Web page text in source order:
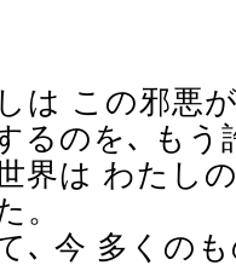
は この邪悪
るのを､ もう
界は わたし
。
､ 今 多くの